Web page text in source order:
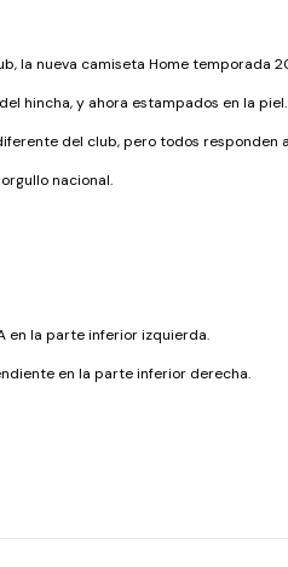
la nueva camiseta Home
hincha, y ahora estampados en la piel.
del club, pero todos responden
nacional.
en la parte inferior izquierda.
en la parte inferior derecha.